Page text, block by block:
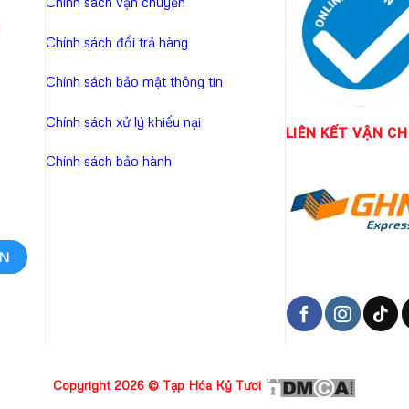
Chính sách đổi trả hàng
Chính sách bảo mật thông tin
Chính sách xử lý khiếu nại
Chính sách bảo hành
LIÊN KẾTVẬN
Copyright 2026 © Tạp Hóa Kỷ Tươi